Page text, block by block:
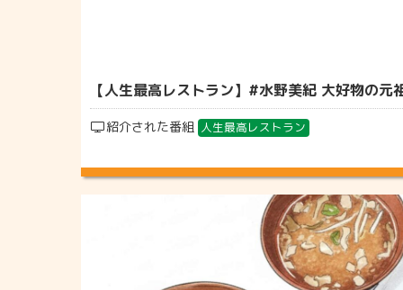
【人生最高レストラン】#水野美紀 大好物の
紹介された番組 人生最高レストラン